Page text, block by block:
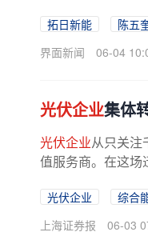
拓日新能 陈五
界面新闻
06-04
光伏企业集体
光伏企业从只关注
值服务商。在这场
光伏企业 综合
上海证券报
06-03